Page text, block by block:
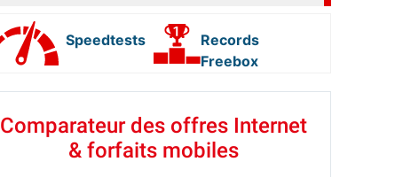
Speedtests
Records
Freebox
Comparateur des offres Internet
& forfaits mobiles